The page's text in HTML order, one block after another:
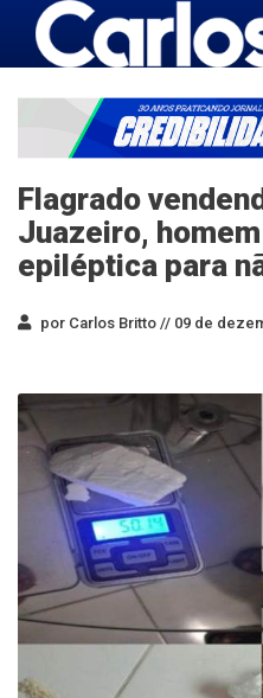
Flagrado
Juazeiro,
epiléptica para
por Carlos Britto // 09 de